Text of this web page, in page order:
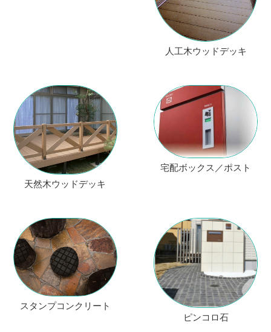
人工木ウッドデッキ
天然木ウッドデッキ
宅配ボックス／ポスト
スタンプコンクリート
ピンコロ石